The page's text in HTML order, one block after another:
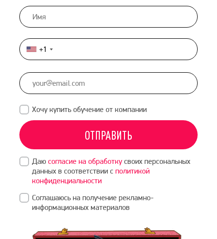
United
States
+1
+1
Хочу купить обучение от компании
ОТПРАВИТЬ
Даю согласие на обработкусвоих персональных
данных в соответствии с политикой
конфиденциальности
Соглашаюсь на получение рекламно-
информационных материалов